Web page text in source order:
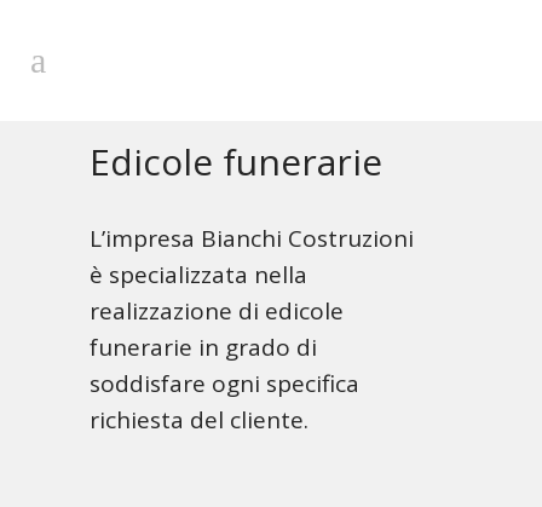
Edicole funerarie
L’impresa Bianchi Costruzioni
è specializzata nella
realizzazione di edicole
funerarie in grado di
soddisfare ogni specifica
richiesta del cliente.